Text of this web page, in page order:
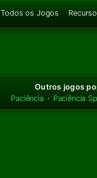
Todos os Jogos
Outros jogos
Paciência · Paciência